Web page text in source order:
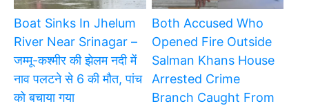
Boat Sinks In Jhelum
River Near Srinagar –
जम्मू-कश्मीर की झेलम नदी में
नाव पलटने से 6 की मौत, पांच
को बचाया गया
Both Accused Who
Opened Fire Outside
Salman Khans House
Arrested Crime
Branch Caught From